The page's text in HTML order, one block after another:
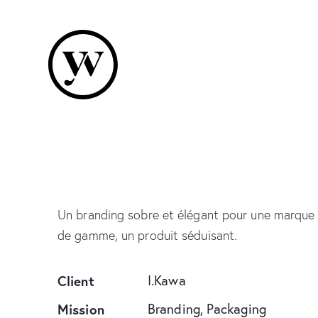
Un branding sobre et élégant pour une
de gamme, un produit séduisant.
Client I.Kawa
Mission Branding, Packaging